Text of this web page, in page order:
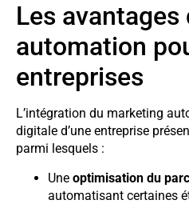
Les
automation
entreprises
L’intégration du marketing
digitale d’une entreprise
parmi lesquels :
Une optimisation du
automatisant certaines